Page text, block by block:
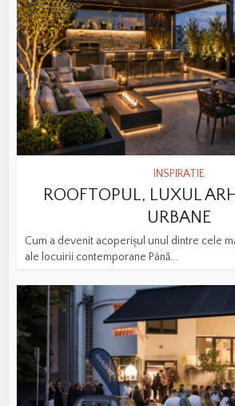
INSPIRATIE
ROOFTOPUL, LUXUL
URBANE
Cum a devenit acoperișul unul dintre cele
ale locuirii contemporane Până...